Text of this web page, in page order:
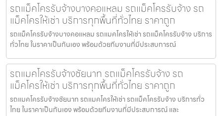
รถแม็คโครรับจ้างบางคอแหลม รถแม็คโครรับจ้าง รถ
แม็คโครให้เช่า บริการทุกพื้นที่ทั่วไทย ราคาถูก
รถแม็คโครรับจ้างบางคอแหลม รถแมคโครให้เช่า รถแม็คโครรับจ้าง บริการ
ทั่วไทย ในราคาเป็นกันเอง พร้อมด้วยทีมงานที่มีประสบการณ์
รถแมคโครรับจ้างชัยนาท รถแม็คโครรับจ้าง รถ
แม็คโครให้เช่า บริการทุกพื้นที่ทั่วไทย ราคาถูก
รถแมคโครรับจ้างชัยนาท รถแมคโครให้เช่า รถแม็คโครรับจ้าง บริการทั่ว
ไทย ในราคาเป็นกันเอง พร้อมด้วยทีมงานที่มีประสบการณ์ และ